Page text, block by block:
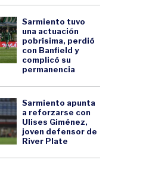
Sarmiento tuvo
una actuación
pobrísima, perdió
con Banfield y
complicó su
permanencia
Sarmiento apunta
a reforzarse con
Ulises Giménez,
joven defensor de
River Plate